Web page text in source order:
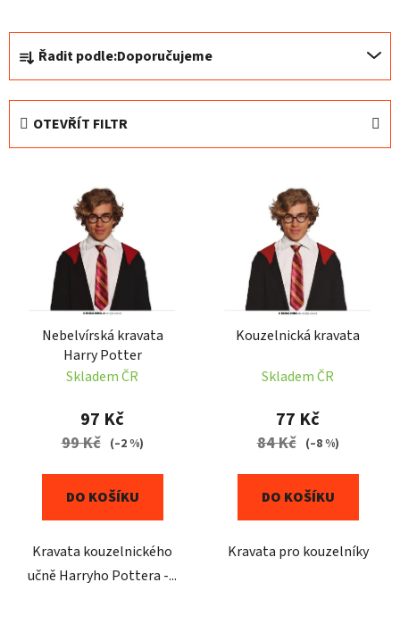
Ř
a
z
Řadit podle:Doporučujeme
OTEVŘÍT FILTR
Nebelvírská kravata
Harry Potter
Skladem ČR
97 Kč
99 Kč (–2 %)
DO KOŠÍKU
Kravata kouzelnického
učně Harryho Pottera -...
Kouzelnická kravata
Skladem ČR
77 Kč
84 Kč (–8 %)
DO KOŠÍKU
Kravata pro kouzelníky